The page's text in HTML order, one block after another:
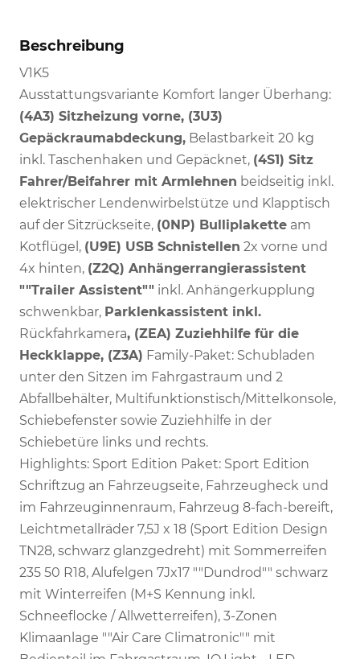
Beschreibung
V1K5
Ausstattungsvariante Komfort langer Überhang:
(4A3) Sitzheizung vorne, (3U3)
Gepäckraumabdeckung, Belastbarkeit 20 kg
inkl. Taschenhaken und Gepäcknet, (4S1) Sitz
Fahrer/Beifahrer mit Armlehnen beidseitig inkl.
elektrischer Lendenwirbelstütze und Klapptisch
auf der Sitzrückseite, (0NP) Bulliplakette am
Kotflügel, (U9E) USB Schnistellen 2x vorne und
4x hinten, (Z2Q) Anhängerrangierassistent
""Trailer Assistent"" inkl. Anhängerkupplung
schwenkbar, Parklenkassistent inkl.
Rückfahrkamera, (ZEA) Zuziehhilfe für die
Heckklappe, (Z3A) Family-Paket: Schubladen
unter den Sitzen im Fahrgastraum und 2
Abfallbehälter, Multifunktionstisch/Mittelkonsole,
Schiebefenster sowie Zuziehhilfe in der
Schiebetüre links und rechts.
Highlights: Sport Edition Paket: Sport Edition
Schriftzug an Fahrzeugseite, Fahrzeugheck und
im Fahrzeuginnenraum, Fahrzeug 8-fach-bereift,
Leichtmetallräder 7,5J x 18 (Sport Edition Design
TN28, schwarz glanzgedreht) mit Sommerreifen
235 50 R18, Alufelgen 7Jx17 ""Dundrod"" schwarz
mit Winterreifen (M+S Kennung inkl.
Schneeflocke / Allwetterreifen), 3-Zonen
Klimaanlage ""Air Care Climatronic"" mit